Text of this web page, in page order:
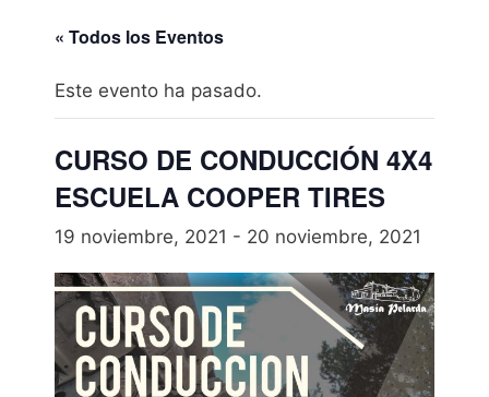
« Todos los Eventos
Este evento ha pasado.
CURSO DE CONDUCCIÓN 4X4
ESCUELA COOPER TIRES
19 noviembre, 2021 - 20 noviembre, 2021